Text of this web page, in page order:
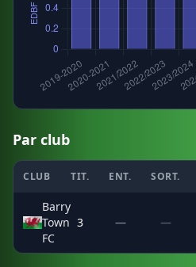
Par club
CLUB TIT. ENT. SORT.
Barry
Town
FC
3 — —